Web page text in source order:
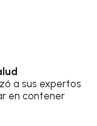
a sus expertos
en contener